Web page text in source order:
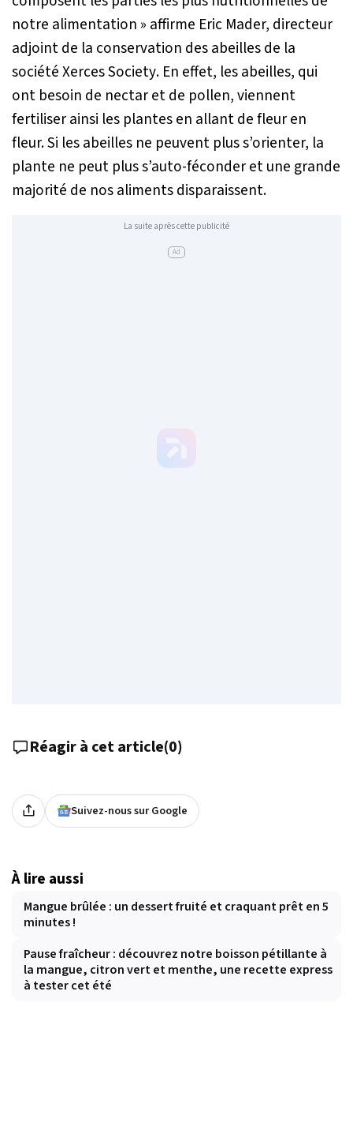
notre alimentation » affirme Eric Mader, directeur
adjoint de la conservation des abeilles de la
sociétéXerces Society. En effet, les abeilles, qui
ont besoin de nectar et de pollen, viennent
fertiliser ainsi les plantes en allant de fleur en
fleur. Si les abeilles ne peuvent plus s’orienter, la
plante ne peut plus s’auto-féconder et une grande
majorité de nos aliments disparaissent.
La suite après cette publicité
Ad
Réagir à cet article(0)
Suivez-nous sur Google
À lire aussi
Mangue brûlée : un dessert fruité et craquant prêt en 5
minutes !
Pause fraîcheur : découvrez notre boisson pétillante à
la mangue, citron vert et menthe, une recette express
à tester cet été